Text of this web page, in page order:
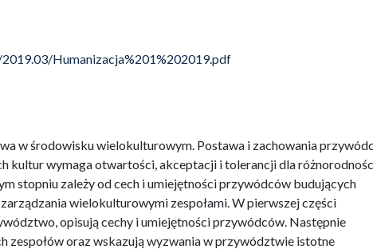
Humanizacja%201%202019.pdf
w środowisku wielokulturowym. Postawa i zachowania
kultur wymaga otwartości, akceptacji i tolerancji dla
stopniu zależy od cech i umiejętności przywódców budujących
wielokulturowymi zespołami. W pierwszej części
opisują cechy i umiejętności przywódców. Następnie
zespołów oraz wskazują wyzwania w przywództwie istotne